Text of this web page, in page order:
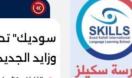
سوديك"
وزايد